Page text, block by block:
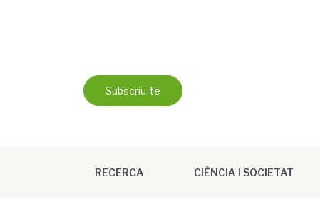
Subscriu-te
RECERCA CIÈNCIA I SOCIETAT